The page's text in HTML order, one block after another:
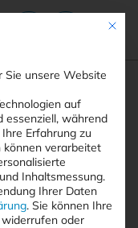
…
Mit
Sie unsere Website
auf
essenziell, während
Erfahrung zu
können verarbeitet
Inhaltsmessung.
Ihrer Daten
. Sie können Ihre
widerrufen oder